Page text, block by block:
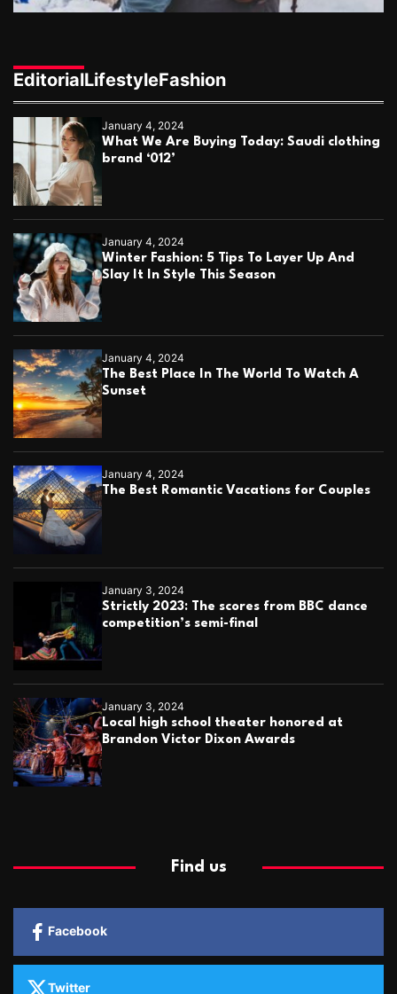
EditorialLifestyleFashion
January 4, 2024
What We Are Buying Today: Saudi clothing
brand ‘012’
January 4, 2024
Winter Fashion: 5 Tips To Layer Up And
Slay It In Style This Season
January 4, 2024
The Best Place In The World To Watch A
Sunset
January 4, 2024
The Best Romantic Vacations for Couples
January 3, 2024
Strictly 2023: The scores from BBC dance
competition’s semi-final
January 3, 2024
Local high school theater honored at
Brandon Victor Dixon Awards
Find us
Facebook
Twitter